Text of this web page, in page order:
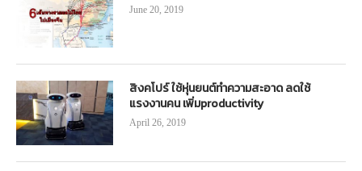
June 20, 2019
สิงคโปร์ ใช้หุ่นยนต์ทำความสะอาด ลดใช้
แรงงานคน เพิ่มproductivity
April 26, 2019